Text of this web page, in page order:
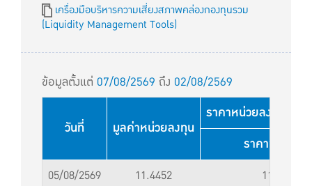
เครื่องมือบริหารความเสี่ยงสภาพคล่องกองทุนรวม
(Liquidity Management Tools)
ข้อมูลตั้งแต่ 07/08/2569 ถึง 02/08/2569
วันที่ มูลค่าหน่วยลงทุน
ราคาหน่วยลงทุนใช้ส
ราคาขาย (บา
05/08/2569 11.4452
11.4453